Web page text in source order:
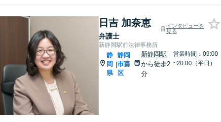
日吉 加奈恵
弁護士
インタビューを
見る
新静岡駅前法律事務所
静
岡
県
|
静岡
市葵
区
新静岡駅
から徒歩2
分
営業時間：09:00
~20:00（平日）